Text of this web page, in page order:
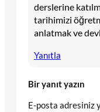
derslerine
tarihimizi
anlatmak ve
Yanıtla
Bir yanıt yazın
E-posta adresiniz